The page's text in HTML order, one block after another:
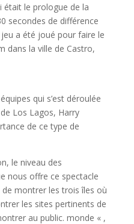
était le prologue de la
secondes de différence
a été joué pour faire le
dans la ville de Castro,
qui s’est déroulée
Los Lagos, Harry
de ce type de
le niveau des
nous offre ce spectacle
montrer les trois îles où
les sites pertinents de
au public. monde « ,